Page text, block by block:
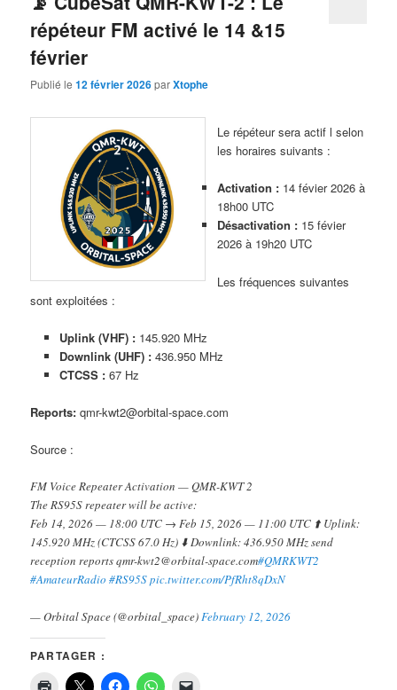
répéteur FM activé le 14 &15
février
Publié le12 février 2026parXtophe
Le répéteur sera actif l selon
les horaires suivants :
Activation : 14 févier 2026 à
18h00 UTC
Désactivation : 15 févier
2026 à 19h20 UTC
Les fréquences suivantes
sont exploitées :
Uplink (VHF) :145.920 MHz
Downlink (UHF) :436.950 MHz
CTCSS :67 Hz
Reports: qmr-kwt2@orbital-space.com
Source :
FM Voice Repeater Activation — QMR-KWT 2
The RS95S repeater will be active:
Feb 14, 2026 — 18:00 UTC → Feb 15, 2026 — 11:00 UTC ⬆️ Uplink:
145.920 MHz (CTCSS 67.0 Hz) ⬇️ Downlink: 436.950 MHz send
reception reports qmr-kwt2@orbital-space.com#QMRKWT2
#AmateurRadio #RS95Spic.twitter.com/PfRht8qDxN
— Orbital Space (@orbital_space)February 12, 2026
PARTAGER :